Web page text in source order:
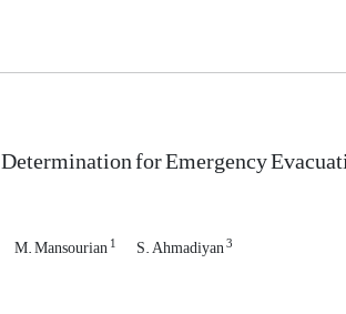
for Emergency
M. Mansourian1 S. Ahmadiyan3